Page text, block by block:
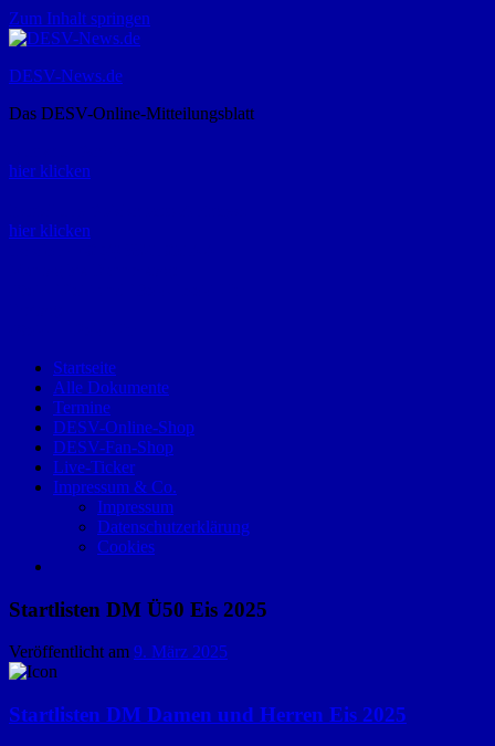
Zum Inhalt springen
DESV-News.de
Das DESV-Online-Mitteilungsblatt
hier klicken
hier klicken
Startseite
Alle Dokumente
Termine
DESV-Online-Shop
DESV-Fan-Shop
Live-Ticker
Impressum & Co.
Impressum
Datenschutzerklärung
Cookies
Startlisten DM Ü50 Eis 2025
Veröffentlicht am 9. März 2025
Startlisten DM Damen und Herren Eis 2025